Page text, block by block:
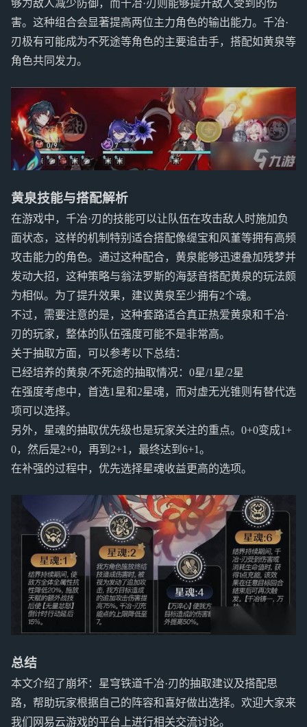
够为敌人减少防御，而千冶·刃则能够提升敌人受到的伤
害。这种组合会显著提高两位主力角色的输出能力。千冶·
刃极有可能成为不死途等角色的主要追击手，搭配如黄泉等
角色共同发力。
黄泉技能与搭配解析
在游戏中，千冶·刃的技能可以让队伍在攻击敌人时施加负
面状态，这样的机制特别适合搭配像缇宝和风堇等拥有高频
攻击能力的角色。通过这种配合，黄泉能够迅速叠加残梦并
发动大招，这种策略与翁法罗斯的海瑟音搭配黄泉的玩法颇
为相似。为了提升效果，建议黄泉至少拥有2个魂。
不过，需要注意的是，这种套路适合真正热爱黄泉和千冶·
刃的玩家，整体的队伍强度可能不是非常高。
关于抽取方面，可以参考以下总结：
已经培养的黄泉/不死途的抽取情况：0星/1星/2星
在强度考虑中，首选1星和2星魂，而对虚无光锥则有替代选
项可以选择。
另外，星魂的抽取优先级也是玩家关注的重点。0+0变成1+
0，然后是2+0，再到2+1，最终达到6+1。
在补强的过程中，优先选择星魂收益更高的选项。
总结
本文介绍了崩坏：星穹铁道千冶·刃的抽取建议及搭配思
路，帮助玩家根据自己的阵容和喜好做出选择。欢迎大家来
我们网易云游戏的平台上进行相关交流讨论。